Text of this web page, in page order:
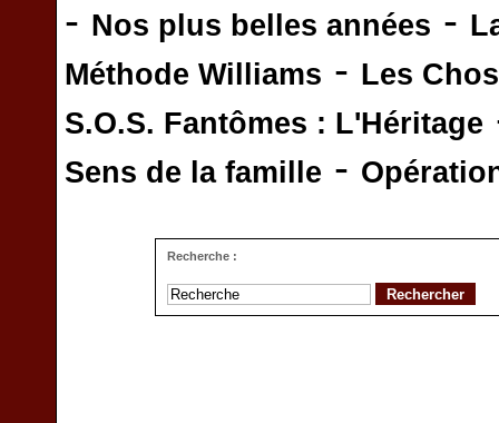
- Nos plus belles années -
Méthode Williams - Les
S.O.S. Fantômes : L'Héritage
Sens de la famille -
Recherche :